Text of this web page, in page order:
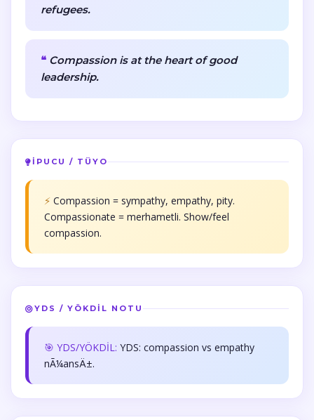
refugees.
Compassion is at the heart of good
leadership.
İPUCU / TÜYO
⚡ Compassion = sympathy, empathy, pity.
Compassionate = merhametli. Show/feel
compassion.
YDS / YÖKDİL NOTU
🎯 YDS/YÖKDİL: YDS: compassion vs empathy
nÃ¼ansÄ±.